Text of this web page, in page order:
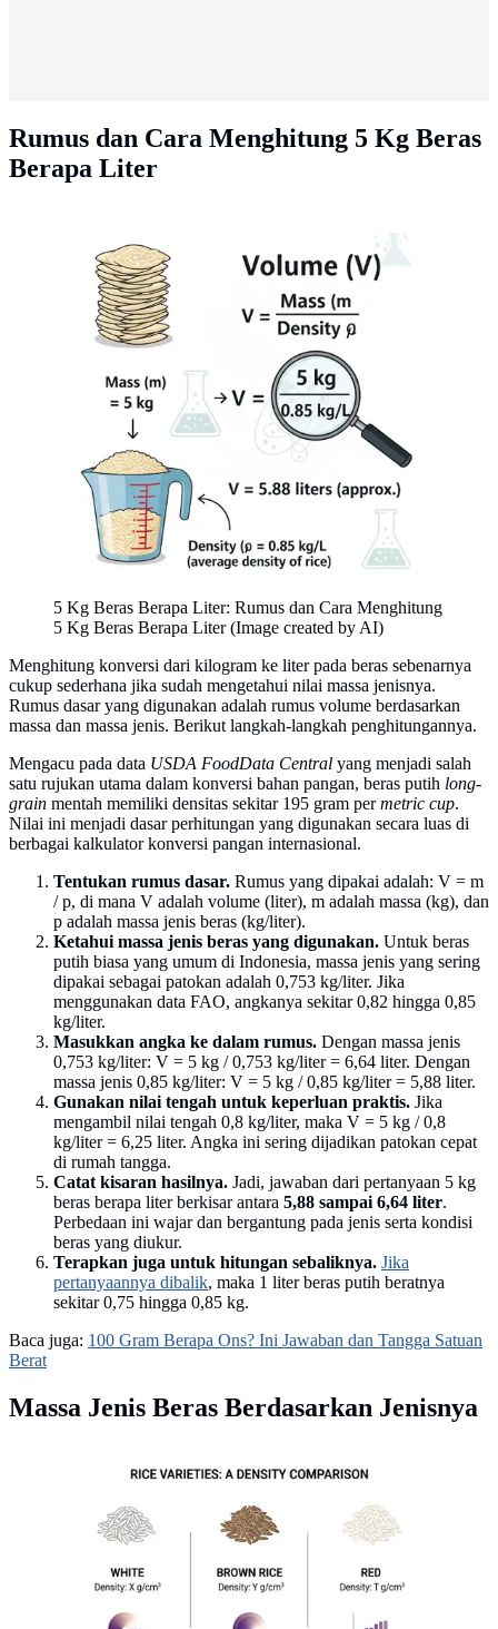
Rumus dan Cara Menghitung 5 Kg Beras
Berapa Liter
5 Kg Beras Berapa Liter: Rumus dan Cara Menghitung
5 Kg Beras Berapa Liter (Image created by AI)
Menghitung konversi dari kilogram ke liter pada beras sebenarnya
cukup sederhana jika sudah mengetahui nilai massa jenisnya.
Rumus dasar yang digunakan adalah rumus volume berdasarkan
massa dan massa jenis. Berikut langkah-langkah penghitungannya.
Mengacu pada data USDA FoodData Central yang menjadi salah
satu rujukan utama dalam konversi bahan pangan, beras putih long-
grain mentah memiliki densitas sekitar 195 gram permetric cup.
Nilai ini menjadi dasar perhitungan yang digunakan secara luas di
berbagai kalkulator konversi pangan internasional.
Tentukan rumus dasar. Rumus yang dipakai adalah: V = m
/ p, di mana V adalah volume (liter), m adalah massa (kg), dan
p adalah massa jenis beras (kg/liter).
Ketahui massa jenis beras yang digunakan. Untuk beras
putih biasa yang umum di Indonesia, massa jenis yang sering
dipakai sebagai patokan adalah 0,753 kg/liter. Jika
menggunakan data FAO, angkanya sekitar 0,82 hingga 0,85
kg/liter.
Masukkan angka ke dalam rumus. Dengan massa jenis
0,753 kg/liter: V = 5 kg / 0,753 kg/liter = 6,64 liter. Dengan
massa jenis 0,85 kg/liter: V = 5 kg / 0,85 kg/liter = 5,88 liter.
Gunakan nilai tengah untuk keperluan praktis. Jika
mengambil nilai tengah 0,8 kg/liter, maka V = 5 kg / 0,8
kg/liter = 6,25 liter. Angka ini sering dijadikan patokan cepat
di rumah tangga.
Catat kisaran hasilnya. Jadi, jawaban dari pertanyaan 5 kg
beras berapa liter berkisar antara 5,88 sampai 6,64 liter.
Perbedaan ini wajar dan bergantung pada jenis serta kondisi
beras yang diukur.
Terapkan juga untuk hitungan sebaliknya. Jika
pertanyaannya dibalik, maka 1 liter beras putih beratnya
sekitar 0,75 hingga 0,85 kg.
Baca juga: 100 Gram Berapa Ons? Ini Jawaban dan Tangga Satuan
Berat
Massa Jenis Beras Berdasarkan Jenisnya